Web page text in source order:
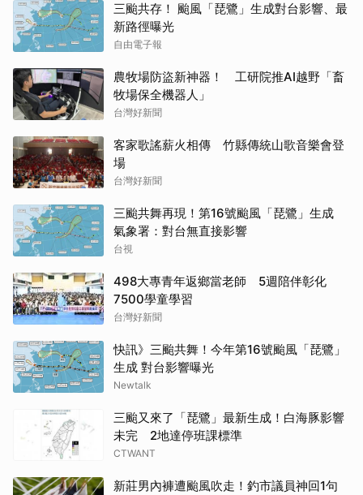
三颱共存！ 颱風「琵鷺」生成對台影響、最
新路徑曝光
自由電子報
農牧場防盜新神器！ 工研院推AI越野「畜
牧場保全機器人」
台灣好新聞
客家歌謠薪火相傳 竹縣傳統山歌音樂會登
場
台灣好新聞
三颱共舞再現！第16號颱風「琵鷺」生成
氣象署：對台無直接影響
台視
498大專青年返鄉當老師 5週陪伴彰化
7500學童學習
台灣好新聞
快訊》三颱共舞！今年第16號颱風「琵鷺」
生成 對台影響曝光
Newtalk
三颱又來了「琵鷺」最新生成！白海豚影響
未完 2地達停班課標準
CTWANT
新莊男內褲遭颱風吹走！釣市議員神回1句